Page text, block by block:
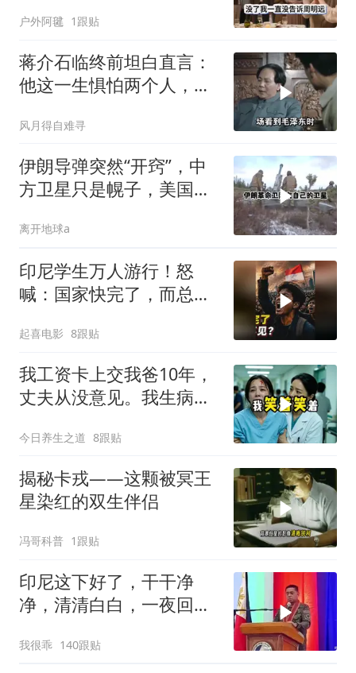
夫全家10人被新户主请出
家门
户外阿毽 1跟贴
蒋介石临终前坦白直言：
他这一生惧怕两个人，却
风月得自难寻
伊朗导弹突然“开窍”，中
方卫星只是幌子，美国真
离开地球a
印尼学生万人游行！怒
喊：国家快完了，而总统
起喜电影 8跟贴
我工资卡上交我爸10年，
丈夫从没意见。我生病住
今日养生之道 8跟贴
揭秘卡戎——这颗被冥王
星染红的双生伴侣
冯哥科普 1跟贴
印尼这下好了，干干净
净，清清白白，一夜回到
我很乖 140跟贴